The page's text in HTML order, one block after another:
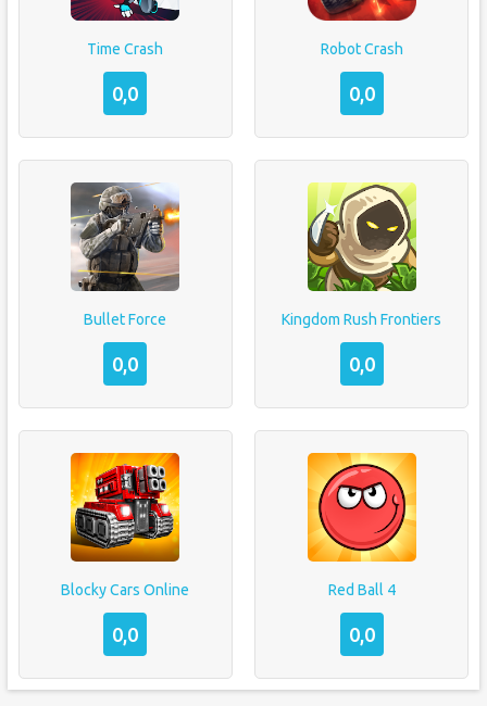
Time Crash
0,0
Robot Crash
0,0
Bullet Force
0,0
Kingdom Rush Frontiers
0,0
Blocky Cars Online
0,0
Red Ball 4
0,0